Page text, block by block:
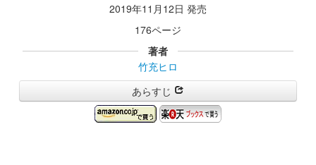
2019年11月12日 発売
176ページ
著者
竹充ヒロ
あらすじ